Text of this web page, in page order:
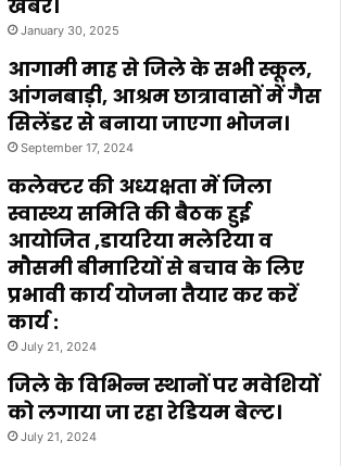
खबर।
January 30, 2025
आगामी माह से जिले के सभी स्कूल,
आंगनबाड़ी, आश्रम छात्रावासों में गैस
सिलेंडर से बनाया जाएगा भोजन।
September 17, 2024
कलेक्टर की अध्यक्षता में जिला
स्वास्थ्य समिति की बैठक हुई
आयोजित ,डायरिया मलेरिया व
मौसमी बीमारियों से बचाव के लिए
प्रभावी कार्य योजना तैयार कर करें
कार्य :
July 21, 2024
जिले के विभिन्न स्थानों पर मवेशियों
को लगाया जा रहा रेडियम बेल्ट।
July 21, 2024